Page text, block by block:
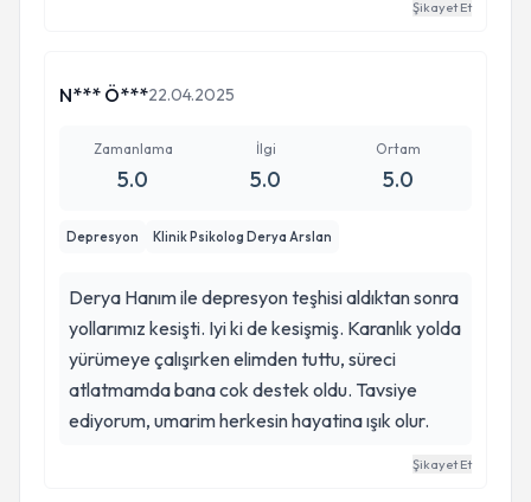
ediyorum.
Şikayet Et
N*** Ö***22.04.2025
Zamanlama
5.0
İlgi
5.0
Ortam
5.0
Depresyon Klinik Psikolog Derya Arslan
Derya Hanım ile depresyon teşhisi aldıktan sonra
yollarımız kesişti. Iyi ki de kesişmiş. Karanlık yolda
yürümeye çalışırken elimden tuttu, süreci
atlatmamda bana cok destek oldu. Tavsiye
ediyorum, umarim herkesin hayatina ışık olur.
Şikayet Et